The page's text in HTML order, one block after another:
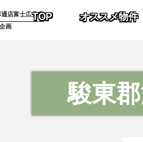
通店富士広見店
画
TOP オススメ物件
駿東